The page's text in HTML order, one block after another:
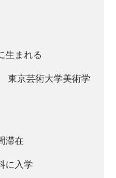
生まれる
京芸術大学美術学
滞在
に入学